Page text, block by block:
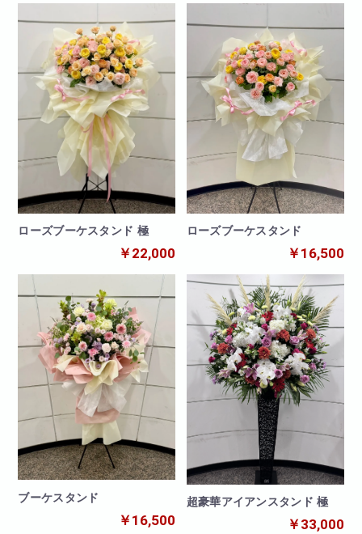
ローズブーケスタンド 極
￥22,000
ローズブーケスタンド
￥16,500
ブーケスタンド
￥16,500
超豪華アイアンスタンド 極
￥33,000